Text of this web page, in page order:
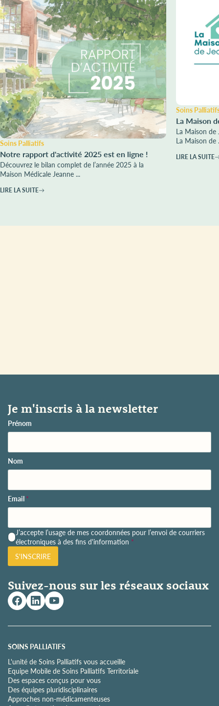
Soins Palliatifs
Notre rapport d'activité 2025 est en ligne !
Découvrez le bilan complet de l’année 2025 à la
Maison Médicale Jeanne ...
LIRE LA SUITE
Soins
La Maison
La Maison de
La Maison de
LIRE LA SUITE
Je m'inscris à la newsletter
Prénom
Nom
Email *
P
o
l
t
q
u
e
e
o
f
i
d
e
n
J’accepte l’usage de mes coordonnées pour l’envoi de courriers
électroniques à des fins d'information *
S'INSCRIRE
Suivez-nous sur les réseaux sociaux
SOINS PALLIATIFS
L'unité de Soins Palliatifs vous accueille
Equipe Mobile de Soins Palliatifs Territoriale
Des espaces conçus pour vous
Des équipes pluridisciplinaires
Approches non-médicamenteuses